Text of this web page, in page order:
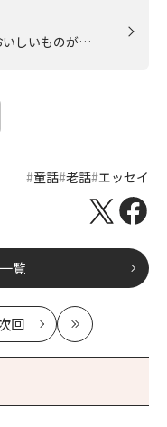
いしいものが…
童話 老話 エッセイ
覧
回
記
最
新